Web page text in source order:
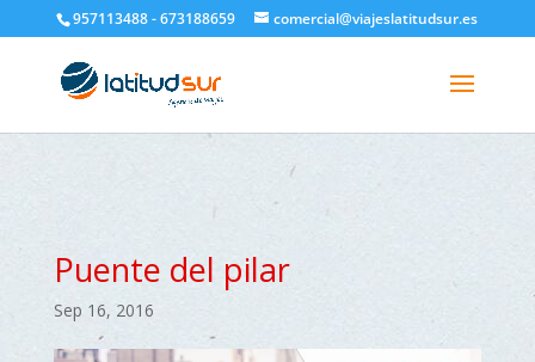
google-site-verification=H6A6AFFbXLQPnewL7da5KWjTFeKytP3gbsCfUlQl-
3k
957113488 - 673188659 comercial@viajeslatitudsur.es
Puente del pilar
Sep 16, 2016